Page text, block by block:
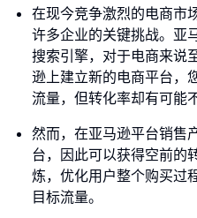
在现今竞争激烈的电商市
许多企业的关键挑战。亚
搜索引擎，对于电商来说
逊上建立新的电商平台，
流量，但转化率却有可能
然而，在亚马逊平台销售
台，因此可以获得空前的
炼，优化用户整个购买过
目标流量。